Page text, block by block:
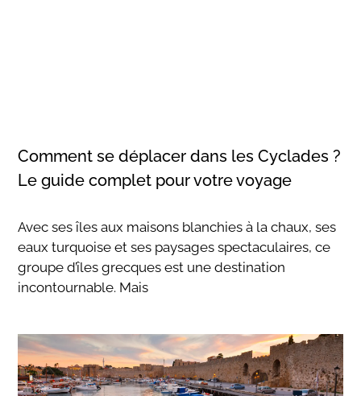
Comment se déplacer dans les Cyclades ?
Le guide complet pour votre voyage
Avec ses îles aux maisons blanchies à la chaux, ses
eaux turquoise et ses paysages spectaculaires, ce
groupe d’îles grecques est une destination
incontournable. Mais